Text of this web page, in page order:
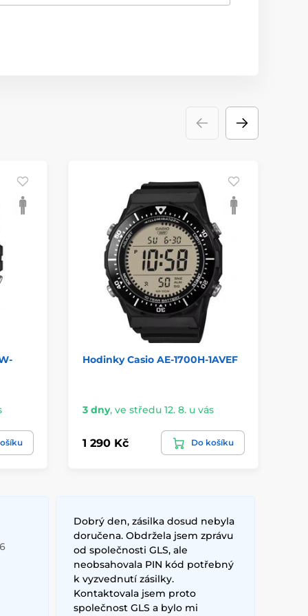
Hodinky Casio AE-1700H-1AVEF
3 dny, ve středu 12. 8. u vás
1 290 Kč Do košíku
Dobrý den, zásilka dosud nebyla
doručena. Obdržela jsem zprávu
od společnosti GLS, ale
neobsahovala PIN kód potřebný
k vyzvednutí zásilky.
Kontaktovala jsem proto
společnost GLS a bylo mi